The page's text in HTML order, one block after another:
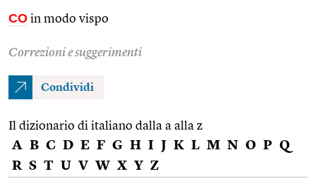
CO in modo vispo
Correzioni e suggerimenti
Condividi
Il dizionario di italiano dalla a alla z
A B C D E F G H I J K L M N O P Q
R S T U V W X Y Z